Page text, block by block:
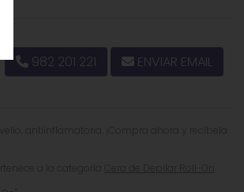
982 201 221 ENVIAR EMAIL